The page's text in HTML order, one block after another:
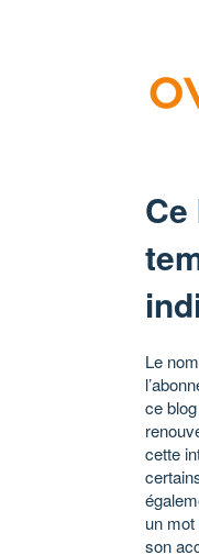
Le
ce
cette
un
son